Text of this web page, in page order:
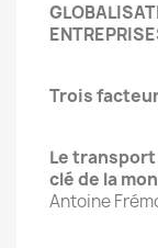
Trois
Le
clé de la
Antoine